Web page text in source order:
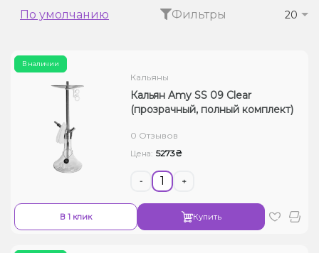
Электронные сигареты (POD)
Комплектующие для POD
Жидкости для электронных сигарет
Подарочные наборы
Уценка
По умолчанию Фильтры 20
В наличии
Кальяны
Кальян Amy SS 09 Clear
(прозрачный, полный комплект)
0 Отзывов
Цена: 5273₴
- +
В 1 клик Купить